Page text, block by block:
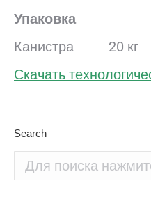
Упаковка
Канистра 20 кг
Скачать
Search